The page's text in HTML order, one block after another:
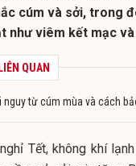
cúm và sởi, trong
như viêm kết mạc
QUAN
nguy từ cúm mùa và cách
Tết, không khí